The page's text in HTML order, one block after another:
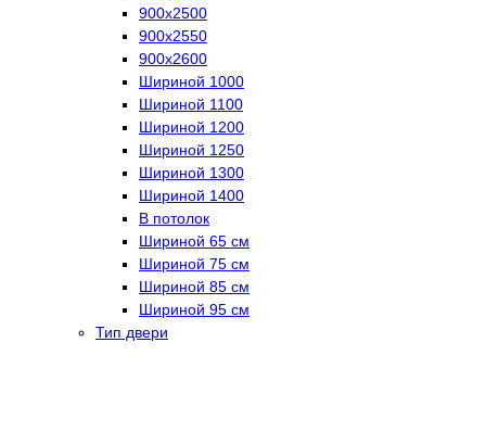
900х2500
900х2550
900х2600
Шириной 1000
Шириной 1100
Шириной 1200
Шириной 1250
Шириной 1300
Шириной 1400
В потолок
Шириной 65 см
Шириной 75 см
Шириной 85 см
Шириной 95 см
Тип двери